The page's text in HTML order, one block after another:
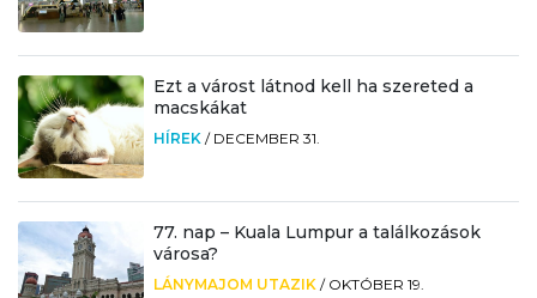
Ezt a várost látnod kell ha szereted a
macskákat
HÍREK / DECEMBER 31.
77. nap – Kuala Lumpur a találkozások
városa?
LÁNYMAJOM UTAZIK / OKTÓBER 19.